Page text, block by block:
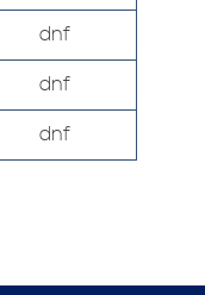
dnf
dnf
dnf